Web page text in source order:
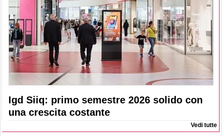
Igd Siiq: primo semestre 2026 solido con
una crescita costante
Vedi tutte